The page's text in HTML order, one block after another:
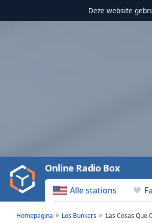
Deze website
Video
Play
Backward
Skip
Alle stations
Online Radio Box
Homepagina Los Bunkers Las Cosas Que